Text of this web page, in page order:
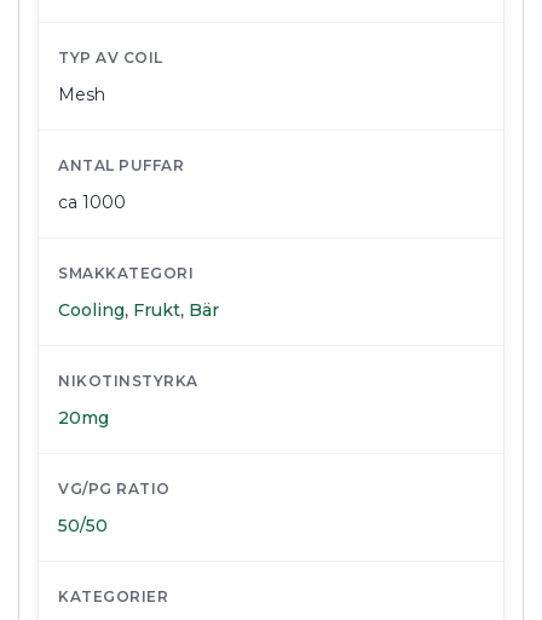
TYP AV COIL
Mesh
ANTAL PUFFAR
ca 1000
SMAKKATEGORI
Cooling, Frukt, Bär
NIKOTINSTYRKA
20mg
VG/PG RATIO
50/50
KATEGORIER